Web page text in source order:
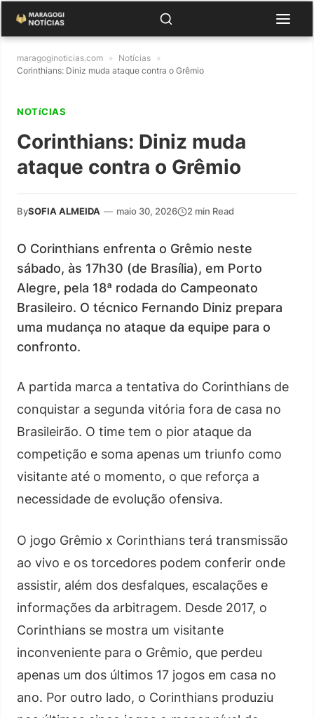
maragoginoticias.com » Notícias »
Corinthians: Diniz muda ataque contra o Grêmio
NOTíCIAS
Corinthians: Diniz muda
ataque contra o Grêmio
BySOFIA ALMEIDA — maio 30, 2026 2 min Read
O Corinthians enfrenta o Grêmio neste
sábado, às 17h30 (de Brasília), em Porto
Alegre, pela 18ª rodada do Campeonato
Brasileiro. O técnico Fernando Diniz prepara
uma mudança no ataque da equipe para o
confronto.
A partida marca a tentativa do Corinthians de
conquistar a segunda vitória fora de casa no
Brasileirão. O time tem o pior ataque da
competição e soma apenas um triunfo como
visitante até o momento, o que reforça a
necessidade de evolução ofensiva.
O jogo Grêmio x Corinthians terá transmissão
ao vivo e os torcedores podem conferir onde
assistir, além dos desfalques, escalações e
informações da arbitragem. Desde 2017, o
Corinthians se mostra um visitante
inconveniente para o Grêmio, que perdeu
apenas um dos últimos 17 jogos em casa no
ano. Por outro lado, o Corinthians produziu